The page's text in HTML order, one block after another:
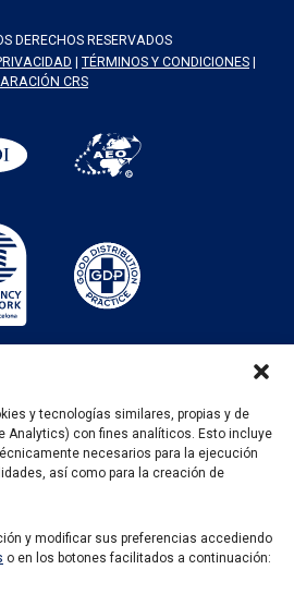
y tecnologías similares, propias y de
Analytics) con fines analíticos. Esto incluye
necesarios para la ejecución
así como para la creación de
y modificar sus preferencias accediendo
o en los botones facilitados a continuación:
DERECHOS RESERVADOS
| TÉRMINOS Y CONDICIONES |
CRS
FINANCIADO POR LOS
DEL MECANISMO DE